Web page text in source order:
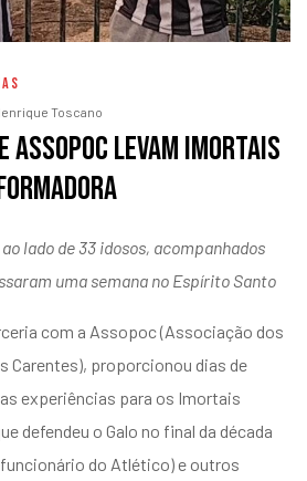
Toscano
levam Imortais
lado de 33 idosos, acompanhados
uma semana no Espírito Santo
com a Assopoc (Associação dos
Carentes), proporcionou dias de
experiências para os Imortais
defendeu o Galo no final da década
do Atlético) e outros